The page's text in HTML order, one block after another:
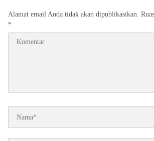
Alamat email Anda tidak akan dipublikasikan.
*